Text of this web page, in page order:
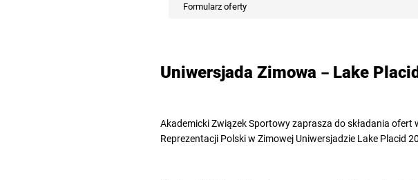
Formularz oferty
Uniwersjada Zimowa – Lake
Akademicki Związek Sportowy zaprasza do składania ofert
Reprezentacji Polski w Zimowej Uniwersjadzie Lake Placid